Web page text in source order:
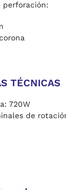
perforación:
TÉCNICAS
720W
de